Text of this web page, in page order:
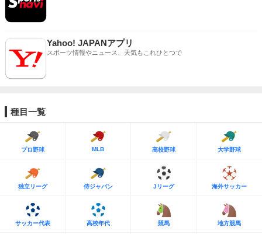
Yahoo! JAPANアプリ
スポーツ情報やニュース、天気もこれひとつで
種目一覧
プロ野球 MLB 高校野球 大学野球
独立リーグ 侍ジャパン Jリーグ 海外サッカー
サッカー代表 高校年代 競馬 地方競馬